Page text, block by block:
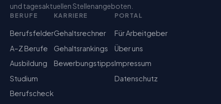
und tagesaktuellen Stellenangeboten.
BERUFE
Berufsfelder
A–Z Berufe
Ausbildung
Studium
Berufscheck
KARRIERE
Gehaltsrechner
Gehaltsrankings
Bewerbungstipps
PORTAL
Für Arbeitgeber
Über uns
Impressum
Datenschutz